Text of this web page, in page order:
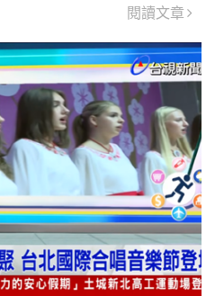
閱讀文章